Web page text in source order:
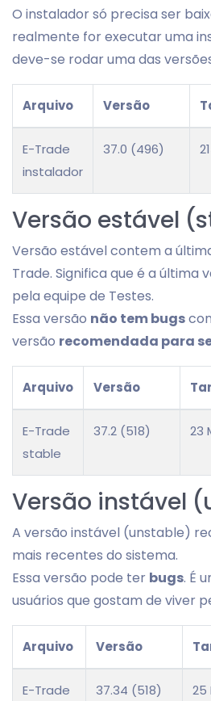
O instalador só precisa ser
realmente for executar uma
deve-se rodar uma das
Arquivo Versão
E-Trade
instalador
37.0 (496)
Versão estável
Versão estável contem a
Trade. Significa que é a última
pela equipe de Testes.
Essa versão não tem bugs
versão recomendada para
Arquivo Versão
E-Trade
stable
37.2 (518) 23
Versão instável
A versão instável (unstable)
mais recentes do sistema.
Essa versão pode ter bugs. É
usuários que gostam de viver
Arquivo Versão
E-Trade
37.34 (518) 25